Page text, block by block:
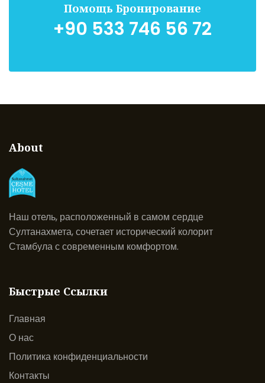
Помощь Бронирование
+90 533 746 56 72
About
Наш отель, расположенный в самом сердце
Султанахмета, сочетает исторический колорит
Стамбула с современным комфортом.
Быстрые Ссылки
Главная
О нас
Политика конфиденциальности
Контакты